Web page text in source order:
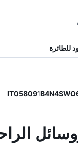
للطائرة
ووسائل